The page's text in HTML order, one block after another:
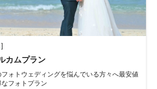
]
カムプラン
ォトウェディングを悩んでいる方々へ最安値
フォトプラン
ぶ